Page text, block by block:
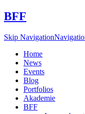
BFF
Skip Navigation
Home
News
Events
Blog
Portfolios
Akademie
BFF